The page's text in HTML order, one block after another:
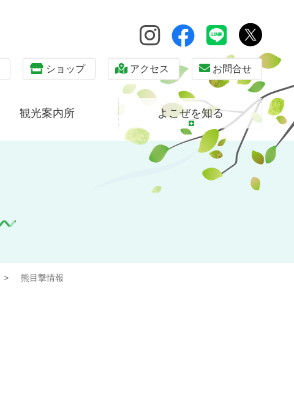
ショップ アクセス お問合せ
観光案内所 よこぜを知る
熊目撃情報